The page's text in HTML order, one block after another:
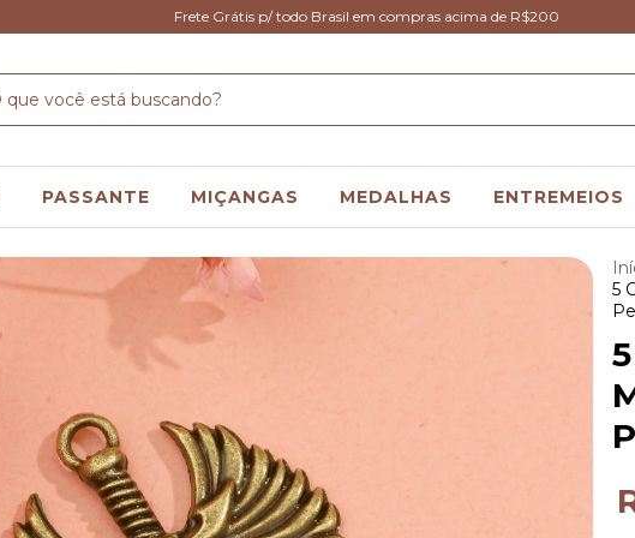
Frete Grátis p/ todo Brasil em compras acima de R$200
PASSANTE MIÇANGAS MEDALHAS ENTREMEIOS
5